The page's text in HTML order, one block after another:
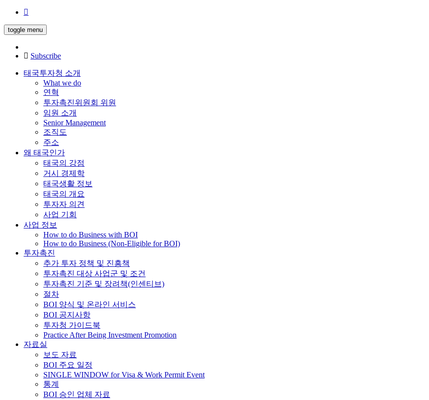
toggle menu
Subscribe
태국투자청 소개
What we do
연혁
투자촉진위원회 위원
임원 소개
Senior Management
조직도
주소
왜 태국인가
태국의 강점
거시 경제학
태국생활 정보
태국의 개요
투자자 의견
사업 기회
사업 정보
How to do Business with BOI
How to do Business (Non-Eligible for BOI)
투자촉진
추가 투자 정책 및 진흥책
투자촉진 대상 사업군 및 조건
투자촉진 기준 및 장려책(인센티브)
절차
BOI 양식 및 온라인 서비스
BOI 공지사항
투자청 가이드북
Practice After Being Investment Promotion
자료실
보도 자료
BOI 주요 일정
SINGLE WINDOW for Visa & Work Permit Event
통계
BOI 승인 업체 자료